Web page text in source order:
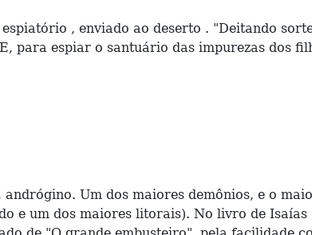
, enviado ao deserto . "Deitando
para espiar o santuário das impurezas dos
Um dos maiores demônios, e o
e um dos maiores litorais). No livro de